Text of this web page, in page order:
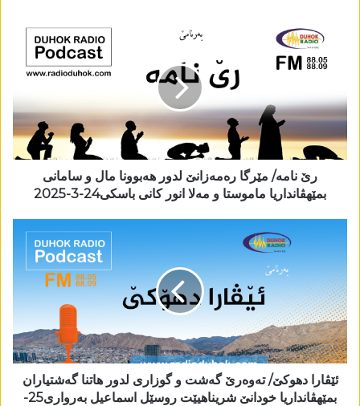
رێ نامە/ مێرگا رەمەزانێ لدور ھەبوونا مال و سامانی
بمێھڤانداریا ماموستا و مەلا انور کانی باسکی24-3-2025
ئێڤارا دھوکێ/ تەوەرێ گەشت و گوزاری لدور ھاتنا گەشتیاران
بمێھڤانداریا خودانێ شریناھیێت روسێل اسماعیل بەرواری25-